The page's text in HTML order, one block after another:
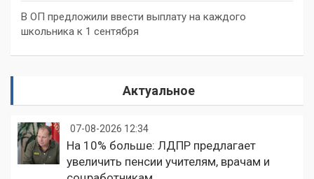
В ОП предложили ввести выплату на каждого
школьника к 1 сентября
Актуальное
07-08-2026 12:34
На 10% больше: ЛДПР предлагает
увеличить пенсии учителям, врачам и